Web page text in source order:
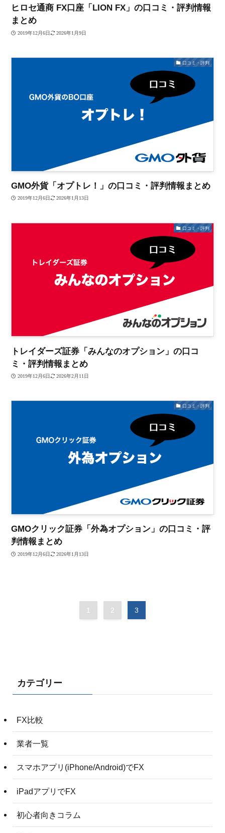
ヒロセ通商 FX口座「LION FX」の口コミ・評判情報
まとめ
2019年12月6日 2026年1月9日
口コミ・評判
GMO外貨「オプトレ！」の口コミ・評判情報まとめ
2019年12月6日 2026年1月13日
口コミ・評判
トレイダーズ証券「みんなのオプション」の口コ
ミ・評判情報まとめ
2019年12月6日 2026年2月11日
口コミ・評判
GMOクリック証券「外為オプション」の口コミ・評
判情報まとめ
2019年12月6日 2026年1月13日
1 2 3
カテゴリー
FX比較
業者一覧
スマホアプリ(iPhone/Android)でFX
iPadアプリでFX
初心者向きコラム